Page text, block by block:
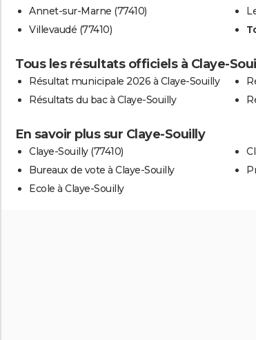
Annet-sur-Marne (77410)
Villevaudé (77410)
Tous les résultats officiels à Claye-
Résultat municipale 2026 à Claye-Souilly
Résultats du bac à Claye-Souilly
En savoir plus sur Claye-Souilly
Claye-Souilly (77410)
Bureaux de vote à Claye-Souilly
Ecole à Claye-Souilly